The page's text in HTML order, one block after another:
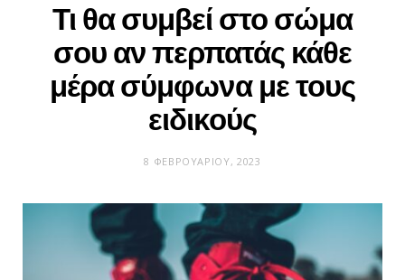
Τι θα συμβεί στο σώμα
σου αν περπατάς κάθε
μέρα σύμφωνα με τους
ειδικούς
8 ΦΕΒΡΟΥΑΡΊΟΥ, 2023